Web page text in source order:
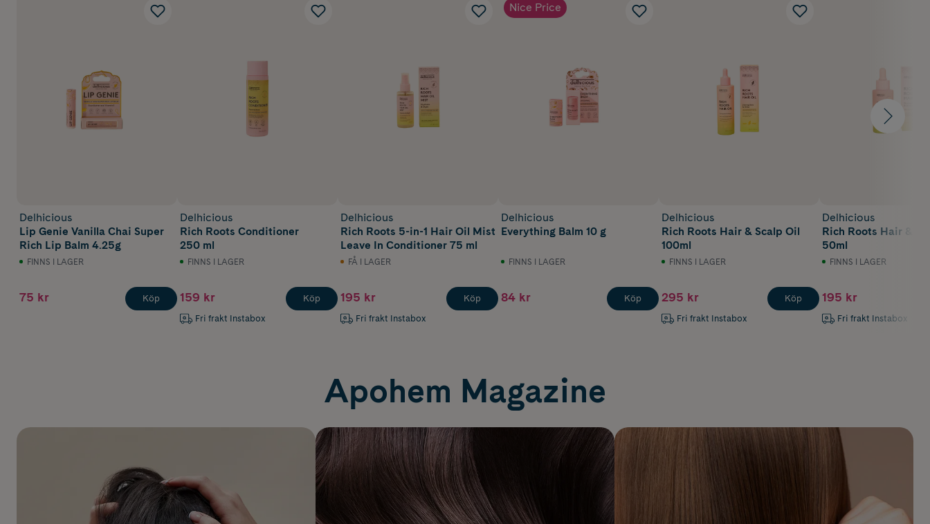
Delhicious
Lip Genie Vanilla Chai Super
Rich Lip Balm 4.25g
FINNS I LAGER
75 kr Köp
Delhicious
Rich Roots Conditioner
250 ml
FINNS I LAGER
159 kr
Fri frakt Instabox
Köp
Delhicious
Rich Roots 5-in-1 Hair Oil Mist
Leave In Conditioner 75 ml
FÅ I LAGER
195 kr
Fri frakt Instabox
Köp
Nice Price
Delhicious
Everything Balm 10 g
FINNS I LAGER
84 kr Köp
Delhicious
Rich Roots Hair & Scalp Oil
100ml
FINNS I LAGER
295 kr
Fri frakt Instabox
Köp
Delhicious
Rich Roots Hair &
50ml
FINNS I LAGER
195 kr
Fri frakt Instabox
Apohem Magazine